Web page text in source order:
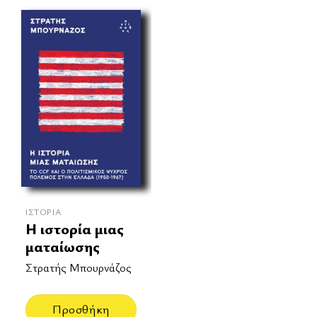
ΙΣΤΟΡΊΑ
Η ιστορία μιας
ματαίωσης
Στρατής Μπουρνάζος
Προσθήκη